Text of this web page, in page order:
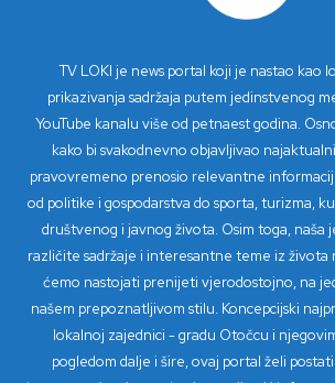
TV LOKI je news portal koji je nastao kao
prikazivanja sadržaja putem jedinstvenog
YouTube kanalu više od petnaest godina.
kako bi svakodnevno objavljivao
pravovremeno prenosio relevantne
od politike i gospodarstva do sporta, turizma,
društvenog i javnog života. Osim toga, naša
različite sadržaje i interesantne teme iz života
ćemo nastojati prenijeti vjerodostojno, na
našem prepoznatljivom stilu. Koncepcijski
lokalnoj zajednici - gradu Otočcu i
pogledom dalje i šire, ovaj portal želi